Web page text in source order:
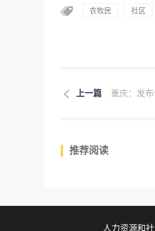
农牧民 社区
上一篇 重庆：发
推荐阅读
人力资源和